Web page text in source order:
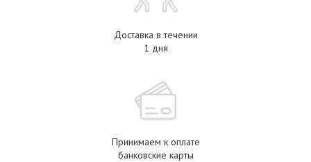
Доставка в течении
1 дня
Принимаем к оплате
банковские карты